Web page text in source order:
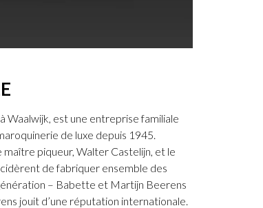
Waalwijk, est une entreprise familiale
de luxe depuis 1945.
maître piqueur, Walter Castelijn, et le
de fabriquer ensemble des
– Babette et Martijn Beerens
jouit d’une réputation internationale.